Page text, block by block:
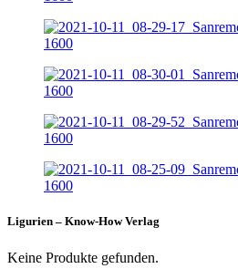
Ligurien – Know-How Verlag
Keine Produkte gefunden.